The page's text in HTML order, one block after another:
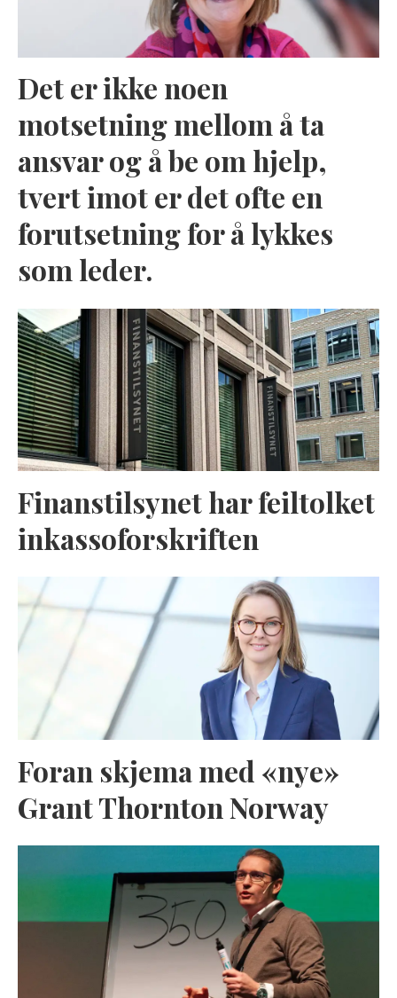
Det er ikke noen
motsetning mellom å ta
ansvar og å be om hjelp,
tvert imot er det ofte en
forutsetning for å lykkes
som leder.
Finanstilsynet har feiltolket
inkassoforskriften
Foran skjema med «nye»
Grant Thornton Norway